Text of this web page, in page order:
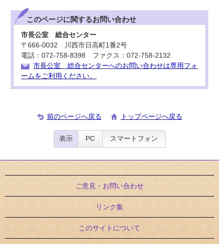
このページに関するお問い合わせ
市長公室 総合センター
〒666-0032 川西市日高町1番2号
電話：072-758-8398 ファクス：072-758-2132
市長公室 総合センターへのお問い合わせは専用フォ
ームをご利用ください。
前のページへ戻る トップページへ戻る
表示 PC スマートフォン
ご意見・お問い合わせ
リンク集
このサイトについて